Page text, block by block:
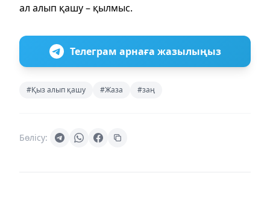
ал алып қашу – қылмыс.
Телеграм арнаға жазылыңыз
#Қыз алып қашу #Жаза #заң
Бөлісу: